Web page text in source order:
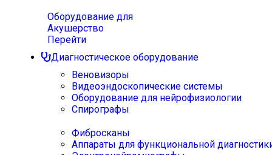
Оборудование для
Акушерство
Перейти
Диагностическое оборудование
Веновизоры
Видеоэндоскопические системы
Оборудование для нейрофизиологии
Спирографы
Фибросканы
Аппараты для функциональной